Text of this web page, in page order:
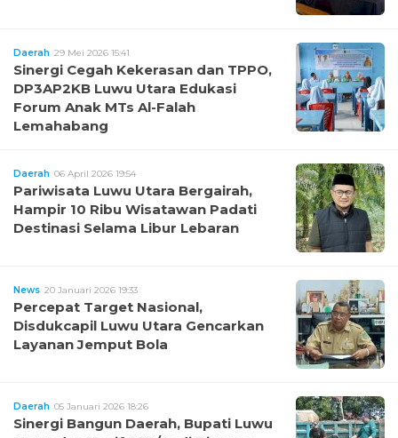
Daerah 29 Mei 2026 15:41
Sinergi Cegah Kekerasan dan TPPO,
DP3AP2KB Luwu Utara Edukasi
Forum Anak MTs Al-Falah
Lemahabang
Daerah 06 April 2026 19:54
Pariwisata Luwu Utara Bergairah,
Hampir 10 Ribu Wisatawan Padati
Destinasi Selama Libur Lebaran
News 20 Januari 2026 19:33
Percepat Target Nasional,
Disdukcapil Luwu Utara Gencarkan
Layanan Jemput Bola
Daerah 05 Januari 2026 18:26
Sinergi Bangun Daerah, Bupati Luwu